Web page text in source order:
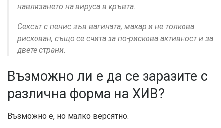
навлизането на вируса в кръвта.
Сексът с пенис във вагината, макар и не толкова
рискован, също се счита за по-рискова активност и за
двете страни.
Възможно ли е да се заразите с
различна форма на ХИВ?
Възможно е, но малко вероятно.